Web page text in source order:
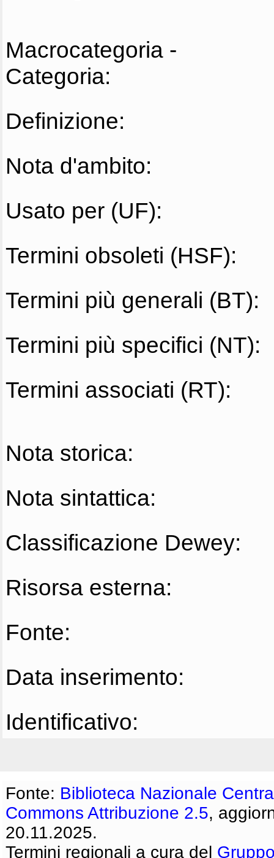
Macrocategoria -
Categoria:
Definizione:
Nota d'ambito:
Usato per (UF):
Termini obsoleti (HSF):
Termini più generali (BT):
Termini più specifici (NT):
Termini associati (RT):
Nota storica:
Nota sintattica:
Classificazione Dewey:
Risorsa esterna:
Fonte:
Data inserimento:
Identificativo:
Fonte: Biblioteca Nazionale
Commons Attribuzione 2.5,
20.11.2025.
Termini regionali a cura del